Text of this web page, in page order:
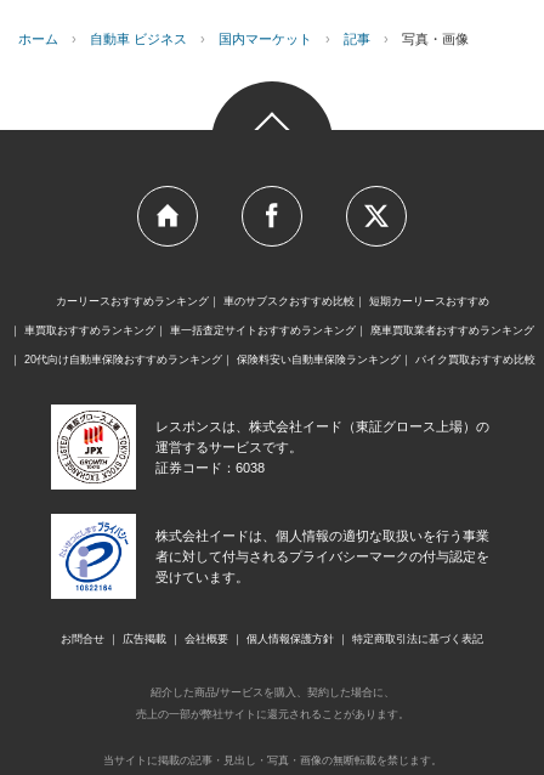
ホーム › 自動車 ビジネス › 国内マーケット › 記事 › 写真・画像
カーリースおすすめランキング 車のサブスクおすすめ比較 短期カーリースおすすめ
車買取おすすめランキング 車一括査定サイトおすすめランキング 廃車買取業者おすすめランキング
20代向け自動車保険おすすめランキング 保険料安い自動車保険ランキング バイク買取おすすめ比較
レスポンスは、株式会社イード（東証グロース上場）の
運営するサービスです。
証券コード：6038
株式会社イードは、個人情報の適切な取扱いを行う事業
者に対して付与されるプライバシーマークの付与認定を
受けています。
お問合せ 広告掲載 会社概要 個人情報保護方針 特定商取引法に基づく表記
紹介した商品/サービスを購入、契約した場合に、
売上の一部が弊社サイトに還元されることがあります。
当サイトに掲載の記事・見出し・写真・画像の無断転載を禁じます。